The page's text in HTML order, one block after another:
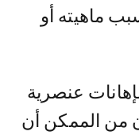
ماهيته أو
عنصرية
من الممكن أن